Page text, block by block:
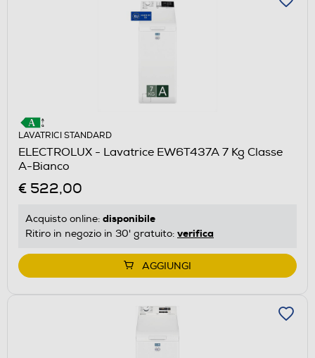
LAVATRICI STANDARD
ELECTROLUX - Lavatrice EW6T437A 7 Kg Classe
A-Bianco
€ 522,00
Acquisto online: disponibile
Ritiro in negozio in 30' gratuito: verifica
AGGIUNGI